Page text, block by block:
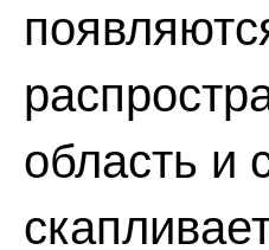
область и